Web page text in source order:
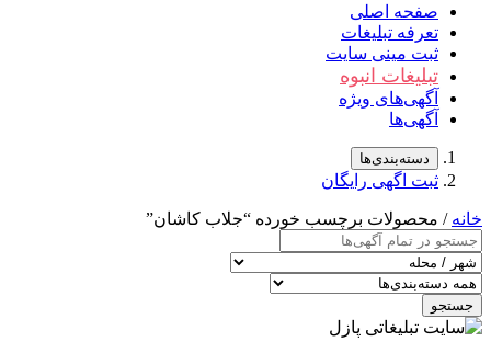
صفحه اصلی
تعرفه تبلیغات
ثبت مینی سایت
تبلیغات انبوه
آگهی‌های ویژه
آگهی‌ها
دسته‌بندی‌ها
ثبت اگهی رایگان
خانه / محصولات برچسب خورده “جلاب کاشان”
جستجو